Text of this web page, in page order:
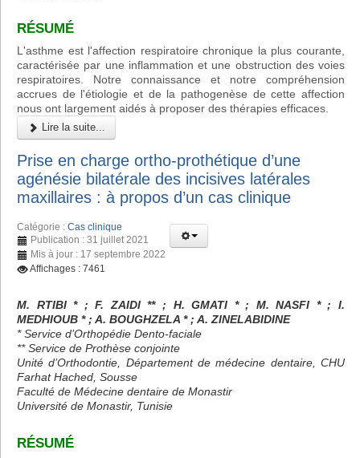
RÉSUMÉ
L'asthme est l'affection respiratoire chronique la plus courante,
caractérisée par une inflammation et une obstruction des voies
respiratoires. Notre connaissance et notre compréhension
accrues de l'étiologie et de la pathogenèse de cette affection
nous ont largement aidés à proposer des thérapies efficaces.
Lire la suite...
Prise en charge ortho-prothétique d’une
agénésie bilatérale des incisives latérales
maxillaires : à propos d’un cas clinique
Catégorie : Cas clinique
Publication : 31 juillet 2021
Mis à jour : 17 septembre 2022
Affichages : 7461
M. RTIBI * ; F. ZAIDI ** ; H. GMATI * ; M. NASFI * ; I.
MEDHIOUB * ; A. BOUGHZELA * ; A. ZINELABIDINE
* Service d’Orthopédie Dento-faciale
** Service de Prothèse conjointe
Unité d’Orthodontie, Département de médecine dentaire, CHU
Farhat Hached, Sousse
Faculté de Médecine dentaire de Monastir
Université de Monastir, Tunisie
RÉSUMÉ